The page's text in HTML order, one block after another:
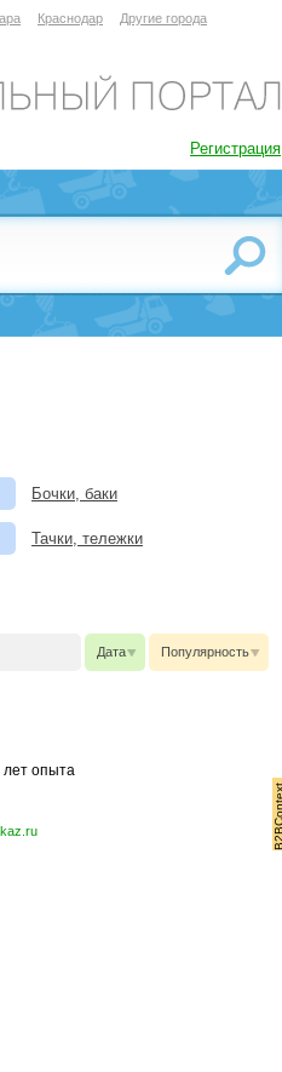
Краснодар Другие города
Регистрация
Бочки, баки
Тачки, тележки
Дата Популярность
опыта